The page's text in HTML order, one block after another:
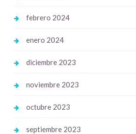
febrero 2024
enero 2024
diciembre 2023
noviembre 2023
octubre 2023
septiembre 2023